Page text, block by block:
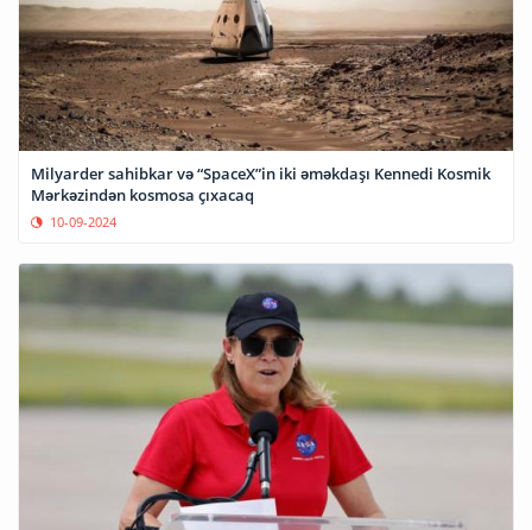
Milyarder sahibkar və “SpaceX”in iki əməkdaşı Kennedi Kosmik
Mərkəzindən kosmosa çıxacaq
10-09-2024